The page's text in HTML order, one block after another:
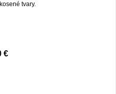
tvary.
€